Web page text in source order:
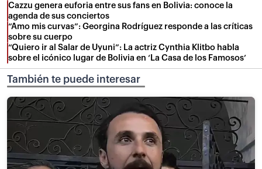
Cazzu genera euforia entre sus fans en Bolivia: conoce la
agenda de sus conciertos
“Amo mis curvas”: Georgina Rodríguez responde a las críticas
sobre su cuerpo
“Quiero ir al Salar de Uyuni”: La actriz Cynthia Klitbo habla
sobre el icónico lugar de Bolivia en ‘La Casa de los Famosos’
También te puede interesar